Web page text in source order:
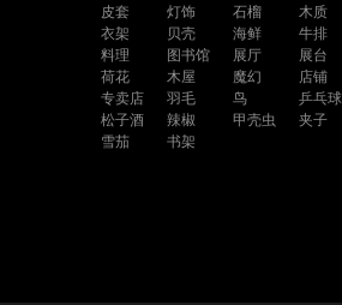
皮套
灯饰 石榴
木质
衣架
贝壳 海鲜
牛排
料理
图书馆 展厅
展台
荷花
木屋 魔幻
店铺
专卖店
羽毛 鸟
乒乓球
松子酒
辣椒 甲壳虫
夹子
雪茄
书架